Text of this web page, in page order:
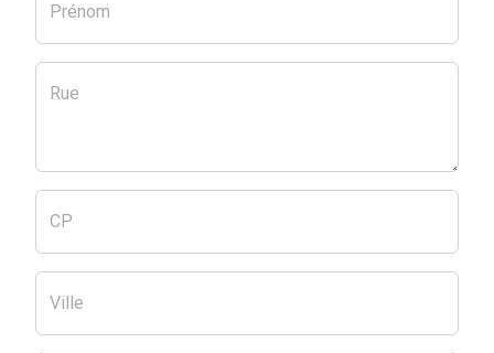
Prénom
Rue
CP
Ville